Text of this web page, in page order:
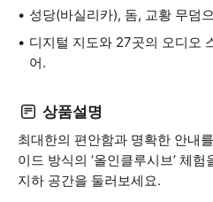
성당(바실리카), 돔, 교황 무덤
디지털 지도와 27곳의 오디오
어.
상품설명
최대한의 편안함과 명확한 안내
이드 방식의 ‘올인클루시브’ 체
지하 공간을 둘러보세요.